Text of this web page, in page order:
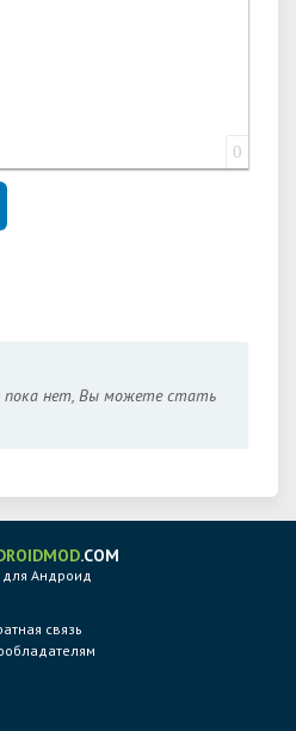
0
пока нет, Вы можете стать
.COM
для Андроид
связь